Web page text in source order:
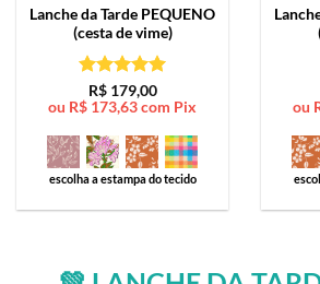
Lanche da Tarde PEQUENO
(cesta de vime)
Avaliação5
de 5
R$179,00
ou R$ 173,63com Pix
escolha a estampa do tecido
ou